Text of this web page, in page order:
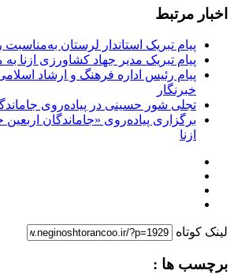
اخبار مرتبط
پیام تبریک استاندار لرستان به‌مناسبت
پیام تبریک مدیر جهاد کشاورزی ازنا
پیام رئیس اداره فرهنگ و ارشاد
خبرنگار
تجلی شور حسینی در پیاده‌روی
برگزاری پیاده‌روی «جاماندگان
ازنا
لینک کوتاه
برچسب ها :